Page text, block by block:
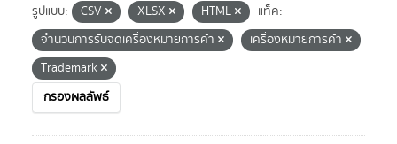
รูปแบบ: CSV XLSX HTML
แท็ค:
จำนวนการรับจดเครื่องหมายการค้า
เครื่องหมายการค้า
Trademark
กรองผลลัพธ์